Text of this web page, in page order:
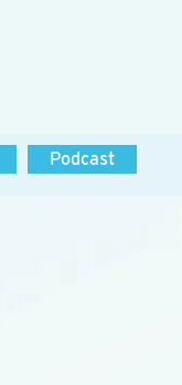
Podcast